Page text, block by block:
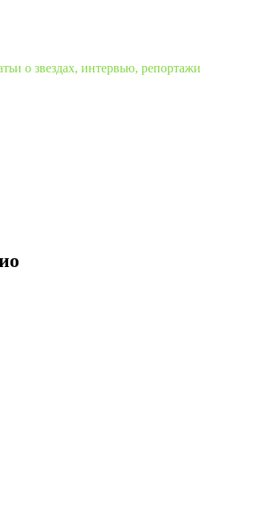
о звездах, интервью, репортажи